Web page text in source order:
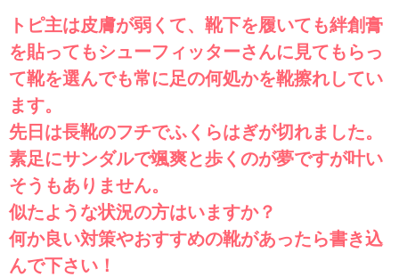
トピ主は皮膚が弱くて、靴下を履いても絆創膏
を貼ってもシューフィッターさんに見てもらっ
て靴を選んでも常に足の何処かを靴擦れしてい
ます。
先日は長靴のフチでふくらはぎが切れました。
素足にサンダルで颯爽と歩くのが夢ですが叶い
そうもありません。
似たような状況の方はいますか？
何か良い対策やおすすめの靴があったら書き込
んで下さい！